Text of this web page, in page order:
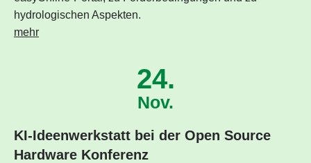
hydrologischen Aspekten.
mehr
24.
Nov.
KI-Ideenwerkstatt bei der Open Source
Hardware Konferenz